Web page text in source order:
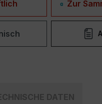
Zur
DATEN